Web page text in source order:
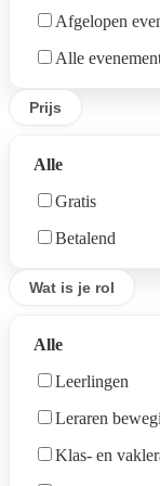
S-Boom-
S-
S-Antwerpen
S-Berlaar-
Afgelopen
Alle
Prijs
Alle
Gratis
Betalend
Wat is je rol
Alle
Leerlingen
Leraren
Klas- en